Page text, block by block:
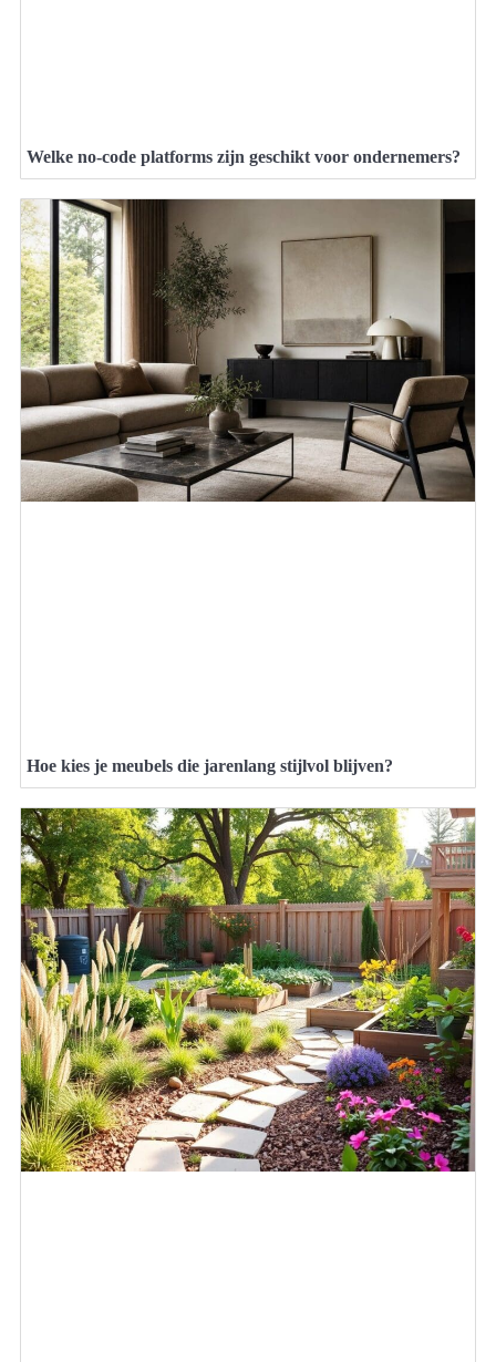
Welke no-code platforms zijn geschikt voor ondernemers?
Hoe kies je meubels die jarenlang stijlvol blijven?